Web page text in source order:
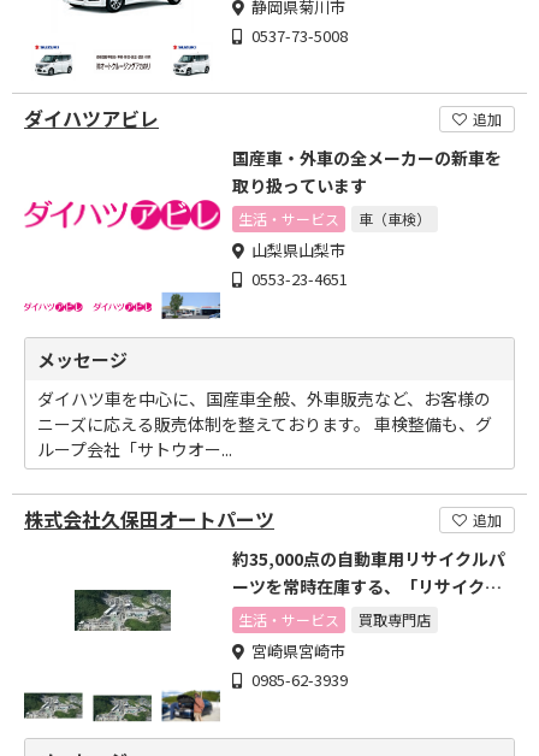
静岡県菊川市
0537-73-5008
ダイハツアビレ 追加
国産車・外車の全メーカーの新車を
取り扱っています
生活・サービス 車（車検）
山梨県山梨市
0553-23-4651
メッセージ
ダイハツ車を中心に、国産車全般、外車販売など、お客様の
ニーズに応える販売体制を整えております。 車検整備も、グ
ループ会社「サトウオー...
株式会社久保田オートパーツ 追加
約35,000点の自動車用リサイクルパ
ーツを常時在庫する、「リサイクル
パーツのデパート」。
生活・サービス 買取専門店
宮崎県宮崎市
0985-62-3939